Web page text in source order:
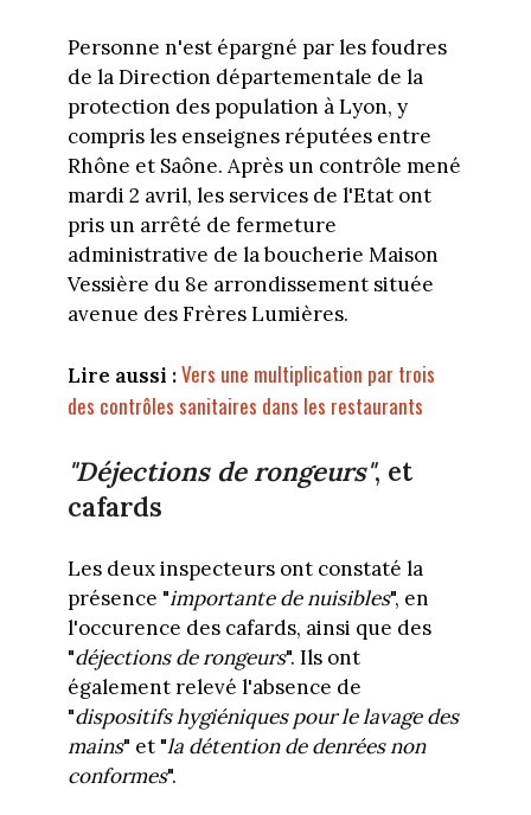
Personne n'est épargné par les foudres
de la Direction départementale de la
protection des population à Lyon, y
compris les enseignes réputées entre
Rhône et Saône. Après un contrôle mené
mardi 2 avril, les services de l'Etat ont
pris un arrêté de fermeture
administrative de la boucherie Maison
Vessière du 8e arrondissement située
avenue des Frères Lumières.
Lire aussi : Vers une multiplication par trois
des contrôles sanitaires dans les restaurants
"Déjections de rongeurs", et
cafards
Les deux inspecteurs ont constaté la
présence "importante de nuisibles", en
l'occurence des cafards, ainsi que des
"déjections de rongeurs". Ils ont
également relevé l'absence de
"dispositifs hygiéniques pour le lavage des
mains" et "la détention de denrées non
conformes".